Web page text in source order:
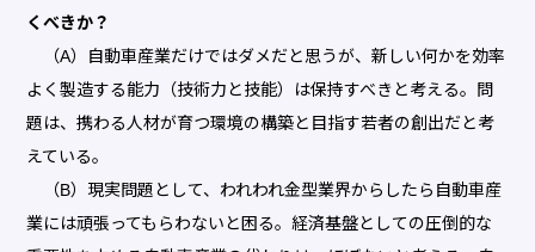
くべきか？
（A）自動車産業だけではダメだと思うが、新しい何かを効率
よく製造する能力（技術力と技能）は保持すべきと考える。問
題は、携わる人材が育つ環境の構築と目指す若者の創出だと考
えている。
（B）現実問題として、われわれ金型業界からしたら自動車産
業には頑張ってもらわないと困る。経済基盤としての圧倒的な